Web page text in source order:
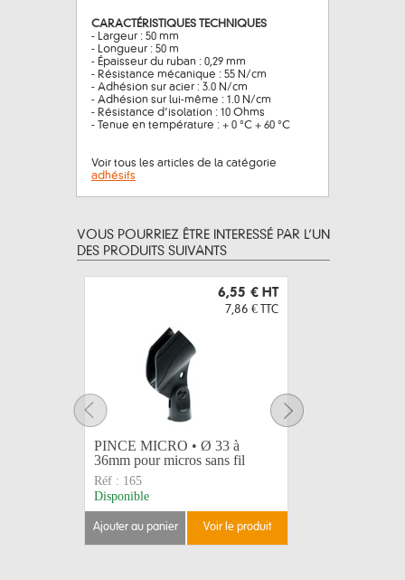
CARACTÉRISTIQUES TECHNIQUES
- Largeur : 50 mm
- Longueur : 50 m
- Épaisseur du ruban : 0,29 mm
- Résistance mécanique : 55 N/cm
- Adhésion sur acier : 3.0 N/cm
- Adhésion sur lui-même : 1.0 N/cm
- Résistance d’isolation : 10 Ohms
- Tenue en température : + 0 °C + 60 °C
Voir tous les articles de la catégorie
adhésifs
VOUS POURRIEZ ÊTRE INTERESSÉ PAR L’UN
DES PRODUITS SUIVANTS
6,55 € HT
7,86 € TTC
PINCE MICRO • Ø 33 à
36mm pour micros sans fil
Réf : 165
Disponible
ajouter au panier voir le produit